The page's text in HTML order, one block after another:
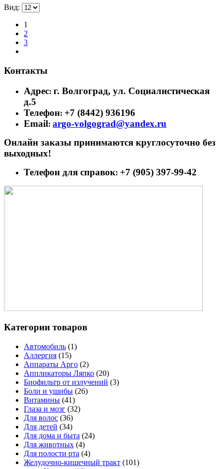
Вид:
1
2
3
Контакты
Адрес: г. Волгоград, ул. Социалистическая
д.5
Телефон: +7 (8442) 936196
Email: argo-volgograd@yandex.ru
Онлайн заказы принимаются круглосуточно без
выходных!
Телефон для справок: +7 (905) 397-99-42
Категории товаров
Автомобиль (1)
Аллергия (15)
Аппараты Арго (2)
Аппликаторы Ляпко (20)
Биофильтр от излучений (3)
Боли и ушибы (26)
Витамины (41)
Глаза и мозг (32)
Для волос (36)
Для детей (34)
Для дома и быта (24)
Для животных (4)
Для полости рта (4)
Желудочно-кишечный тракт (101)